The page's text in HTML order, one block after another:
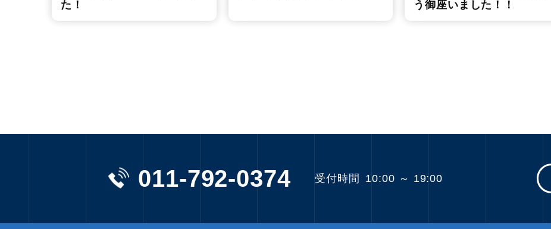
た！
う御座いました！！
011-792-0374 受付時間 10:00 ～ 19:00